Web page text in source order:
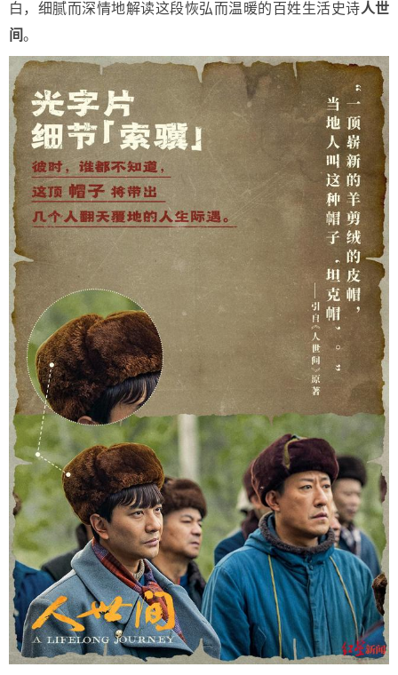
白，细腻而深情地解读这段恢弘而温暖的百姓生活史诗人世
间。